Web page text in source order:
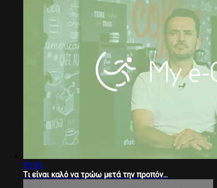
05:36
Tι είναι καλό να τρώω μετά την προπόν...